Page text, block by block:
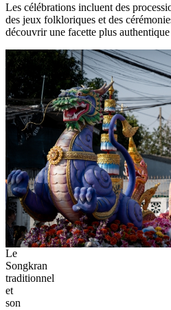
Les célébrations incluent des
des jeux folkloriques et des
découvrir une facette plus authentique
Le
Songkran
traditionnel
et
son